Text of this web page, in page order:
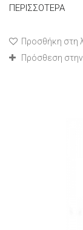
ΠΕΡΙΣΣΌΤΕΡΑ
Προσθήκη στη
Πρόσθεση